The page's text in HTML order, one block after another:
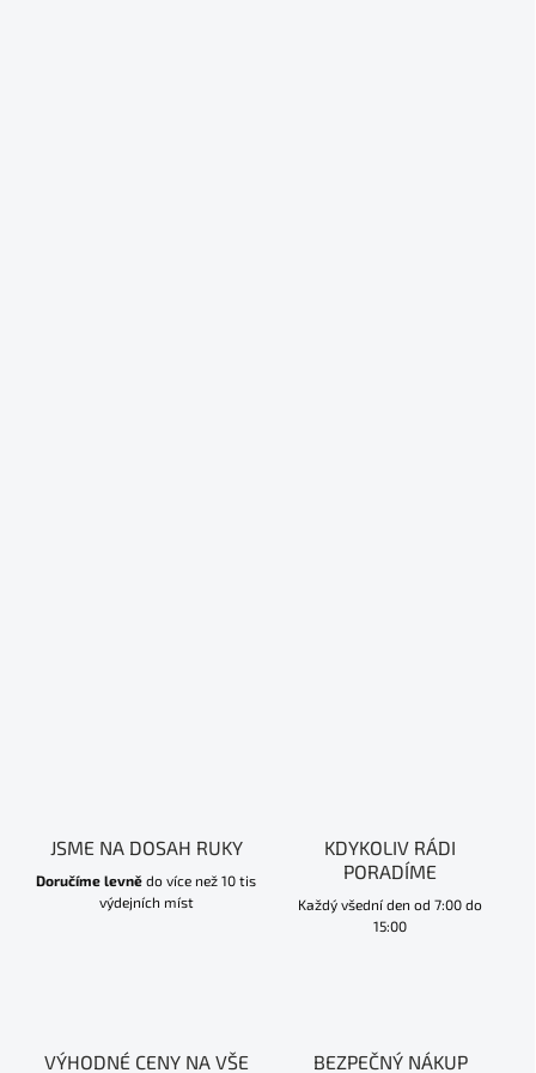
JSME NA DOSAH RUKY
Doručíme levně do více než 10 tis
výdejních míst
KDYKOLIV RÁDI
PORADÍME
Každý všední den od 7:00 do
15:00
VÝHODNÉ CENY NA VŠE BEZPEČNÝ NÁKUP